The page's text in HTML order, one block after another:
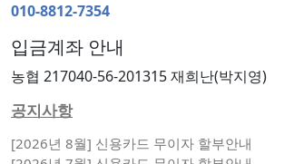
010-8812-7354
입금계좌 안내
농협 217040-56-201315 재희난(박지영)
공지사항
[2026년 8월] 신용카드 무이자 할부안내